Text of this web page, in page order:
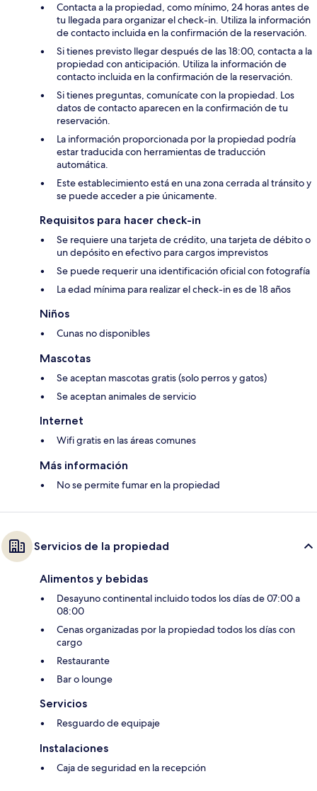
Contacta a la propiedad, como mínimo, 24 horas antes de
tu llegada para organizar el check-in. Utiliza la información
de contacto incluida en la confirmación de la reservación.
Si tienes previsto llegar después de las 18:00, contacta a la
propiedad con anticipación. Utiliza la información de
contacto incluida en la confirmación de la reservación.
Si tienes preguntas, comunícate con la propiedad. Los
datos de contacto aparecen en la confirmación de tu
reservación.
La información proporcionada por la propiedad podría
estar traducida con herramientas de traducción
automática.
Este establecimiento está en una zona cerrada al tránsito y
se puede acceder a pie únicamente.
Requisitos para hacer check-in
Se requiere una tarjeta de crédito, una tarjeta de débito o
un depósito en efectivo para cargos imprevistos
Se puede requerir una identificación oficial con fotografía
La edad mínima para realizar el check-in es de 18 años
Niños
Cunas no disponibles
Mascotas
Se aceptan mascotas gratis (solo perros y gatos)
Se aceptan animales de servicio
Internet
Wifi gratis en las áreas comunes
Más información
No se permite fumar en la propiedad
Servicios de la propiedad
Alimentos y bebidas
Desayuno continental incluido todos los días de 07:00 a
08:00
Cenas organizadas por la propiedad todos los días con
cargo
Restaurante
Bar o lounge
Servicios
Resguardo de equipaje
Instalaciones
Caja de seguridad en la recepción